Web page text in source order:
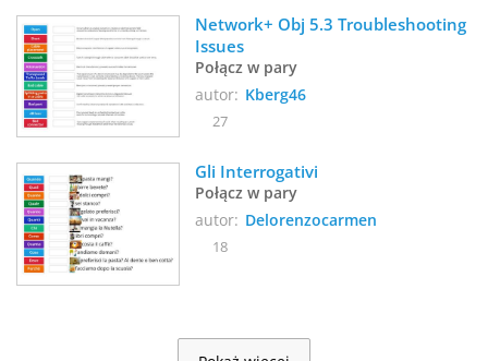
Network+ Obj 5.3 Troubleshooting
Issues
Połącz w pary
autor: Kberg46
27
Gli Interrogativi
Połącz w pary
autor: Delorenzocarmen
18